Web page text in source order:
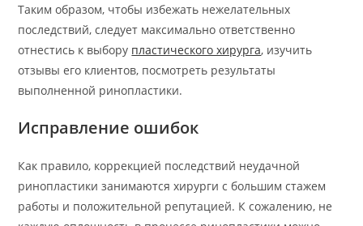
Таким образом, чтобы избежать нежелательных
последствий, следует максимально ответственно
отнестись к выбору пластического хирурга, изучить
отзывы его клиентов, посмотреть результаты
выполненной ринопластики.
Исправление ошибок
Как правило, коррекцией последствий неудачной
ринопластики занимаются хирурги с большим стажем
работы и положительной репутацией. К сожалению, не